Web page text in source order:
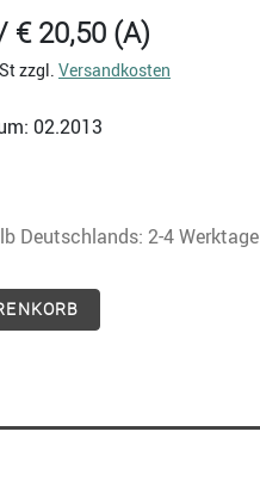
€ 20,50 (A)
zzgl. Versandkosten
02.2013
Deutschlands: 2-4 Werktage